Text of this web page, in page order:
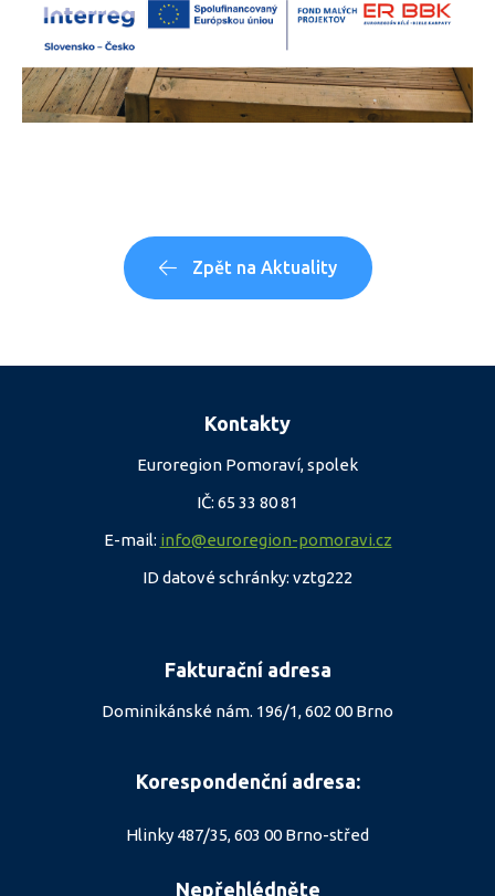
Zpět na Aktuality
Kontakty
Euroregion Pomoraví, spolek
IČ: 65 33 80 81
E-mail: info@euroregion-pomoravi.cz
ID datové schránky: vztg222
Fakturační adresa
Dominikánské nám. 196/1, 602 00 Brno
Korespondenční adresa:
Hlinky 487/35, 603 00 Brno-střed
Nepřehlédněte